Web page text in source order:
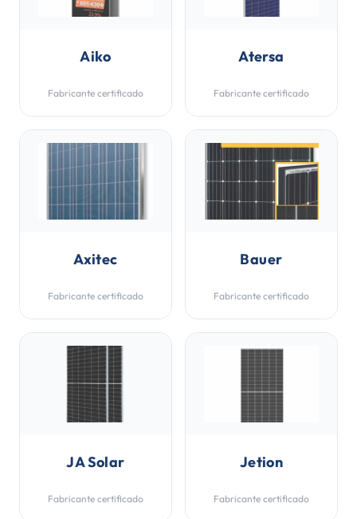
Aiko
Fabricante certificado
Atersa
Fabricante certificado
Axitec
Fabricante certificado
Bauer
Fabricante certificado
JA Solar
Fabricante certificado
Jetion
Fabricante certificado